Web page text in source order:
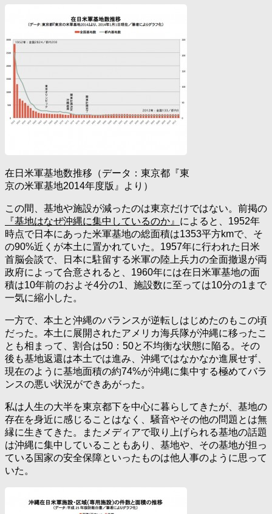
在日米軍基地数推移（データ：東京都『東
京の米軍基地2014年度版』より）
この間、基地や施設が減ったのは東京だけではない。前掲の
『基地はなぜ沖縄に集中しているのか』 によると、1952年
時点で日本にあった米軍基地の総面積は1353平方kmで、そ
の90%近くが本土に置かれていた。1957年に行われた日米
首脳会談で、日本に駐留する米軍の陸上兵力の全面撤退が両
政府によって合意されると、1960年には在日米軍基地の面
積は10年前のおよそ4分の1、施設数に至っては10分の1まで
一気に縮小した。
一方で、本土と沖縄のバランスが逆転しはじめたのもこの頃
だった。本土に展開されたアメリカ海兵隊が沖縄に移ったこ
とも相まって、割合は50：50と不均衡な状態に陥る。その
後も基地返還は本土では進み、沖縄ではなかなか進展せず、
現在のように基地面積の約74%が沖縄に集中する極めてバラ
ンスの悪い状況ができあがった。
私は人生の大半を東京都下を中心に暮らしてきたが、基地の
存在を身近に感じることはなく、騒音やその他の問題とは無
縁に生きてきた。またメディアで取り上げられる基地の話題
は沖縄に集中していることもあり、基地や、その基地が担っ
ている国家の安全保障といったものは他人事のように思って
いた。